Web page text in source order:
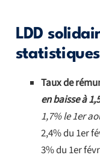
LDD
statistiques
Taux de
en baisse à
1,7% le 1er
2,4% du 1er
3% du 1er